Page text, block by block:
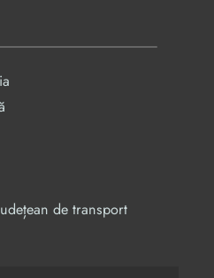
de transport